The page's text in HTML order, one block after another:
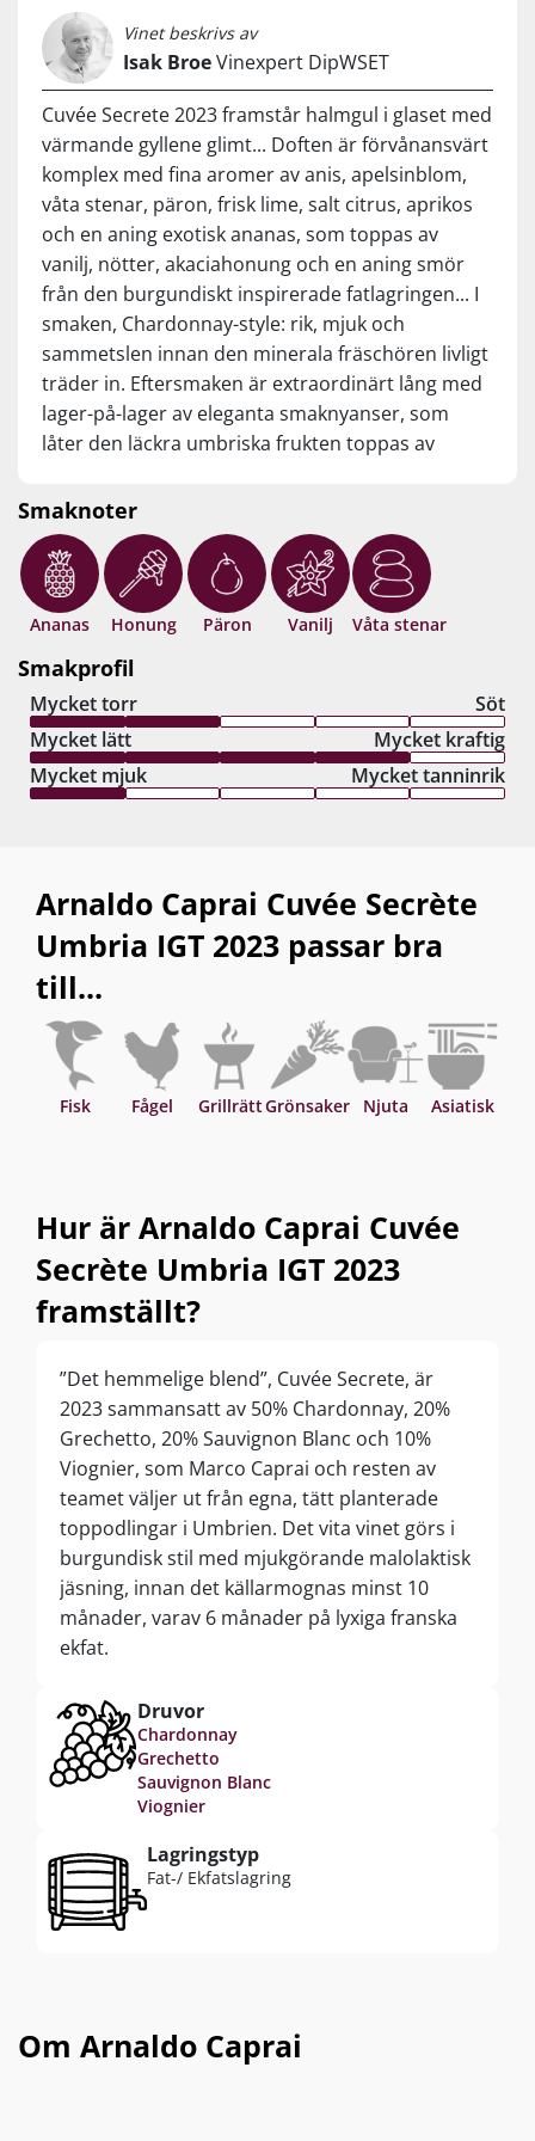
Vinet beskrivs av
Isak BroeVinexpert DipWSET
Cuvée Secrete 2023 framstår halmgul i glaset med
värmande gyllene glimt... Doften är förvånansvärt
komplex med fina aromer av anis, apelsinblom,
våta stenar, päron, frisk lime, salt citrus, aprikos
och en aning exotisk ananas, som toppas av
vanilj, nötter, akaciahonung och en aning smör
från den burgundiskt inspirerade fatlagringen... I
smaken, Chardonnay-style: rik, mjuk och
sammetslen innan den minerala fräschören livligt
träder in. Eftersmaken är extraordinärt lång med
lager-på-lager av eleganta smaknyanser, som
låter den läckra umbriska frukten toppas av
lyxkryddor... World Class white wine! Drick nu,
eller spara 6-8 år från skörden.
Smaknoter
Ananas Honung Päron Vanilj Våta stenar
Smakprofil
Mycket torr
Söt
Mycket lätt
Mycket kraftig
Mycket mjuk
Mycket tanninrik
Arnaldo Caprai Cuvée Secrète
Umbria IGT 2023 passar bra
till...
Fisk Fågel GrillrättGrönsaker Njuta Asiatisk
Hur är Arnaldo Caprai Cuvée
Secrète Umbria IGT 2023
framställt?
”Det hemmelige blend”, Cuvée Secrete, är
2023 sammansatt av 50% Chardonnay, 20%
Grechetto, 20% Sauvignon Blanc och 10%
Viognier, som Marco Caprai och resten av
teamet väljer ut från egna, tätt planterade
toppodlingar i Umbrien. Det vita vinet görs i
burgundisk stil med mjukgörande malolaktisk
jäsning, innan det källarmognas minst 10
månader, varav 6 månader på lyxiga franska
ekfat.
Druvor
Chardonnay
Grechetto
Sauvignon Blanc
Viognier
Lagringstyp
Fat-/ Ekfatslagring
Om Arnaldo Caprai